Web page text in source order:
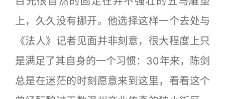
上，久久没有挪开。他选择这样一个去处与
《法人》记者见面并非刻意，很大程度上只
是满足了其自身的一个习惯：30年来，陈剑
总是在迷茫的时刻愿意来到这里，看看这个